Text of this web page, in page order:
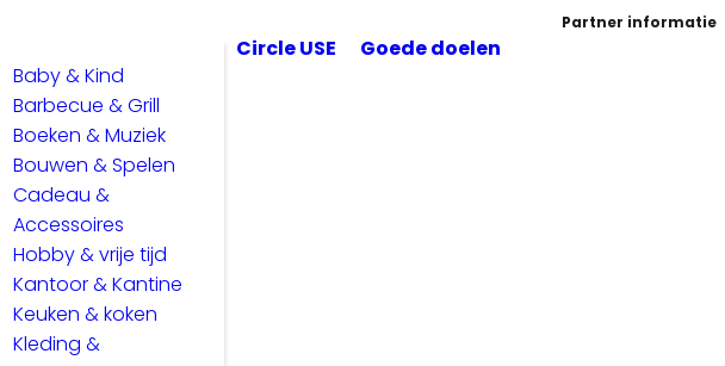
Partner informatie
Baby & Kind
Barbecue & Grill
Boeken & Muziek
Bouwen & Spelen
Cadeau &
Accessoires
Hobby & vrije tijd
Kantoor & Kantine
Keuken & koken
Kleding &
Circle USE Goede doelen